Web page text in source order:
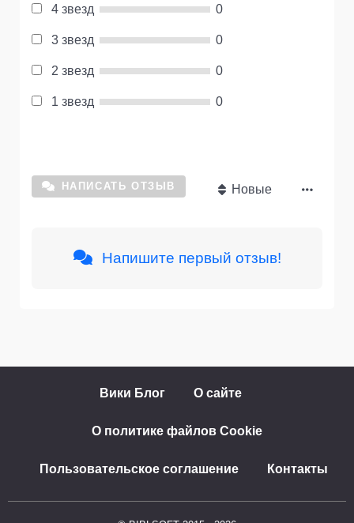
4 звезд 0
3 звезд 0
2 звезд 0
1 звезд 0
НАПИСАТЬ ОТЗЫВ Новые
Напишите первый отзыв!
Вики Блог О сайте
О политике файлов Cookie
Пользовательское соглашение Контакты